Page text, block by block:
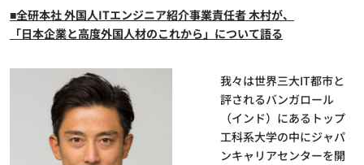
■全研本社 外国人ITエンジニア紹介事業責任者 木村が、
「日本企業と高度外国人材のこれから」について語る
我々は世界三大IT都市と
評されるバンガロール
（インド）にあるトップ
工科系大学の中にジャパ
ンキャリアセンターを開